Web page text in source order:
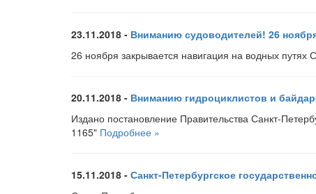
23.11.2018 - Вниманию судоводителей! 26
26 ноября закрывается навигация на водных путях
20.11.2018 - Вниманию гидроциклистов и
Издано постановление Правительства Санкт-
1165" Подробнее »
15.11.2018 - Санкт-Петербургское